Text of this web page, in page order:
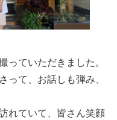
ていただきました。
って、お話しも弾み、
れていて、皆さん笑顔